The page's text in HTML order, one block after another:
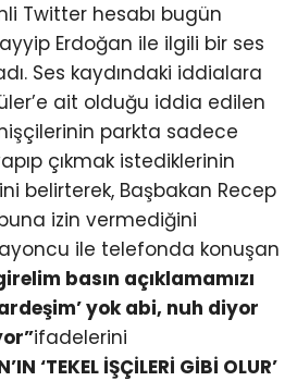
Twitter hesabı bugün
Erdoğan ile ilgili bir ses
Ses kaydındaki iddialara
ait olduğu iddia edilen
parkta sadece
çıkmak istediklerinin
belirterek, Başbakan Recep
izin vermediğini
ile telefonda konuşan
basın açıklamamızı
yok abi, nuh diyor
ifadelerini
‘TEKEL İŞÇİLERİ GİBİ OLUR’